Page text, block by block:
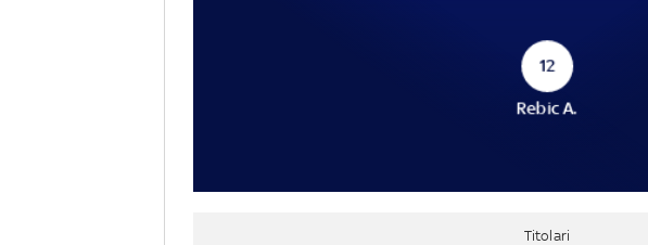
12
Rebic A.
Titolari